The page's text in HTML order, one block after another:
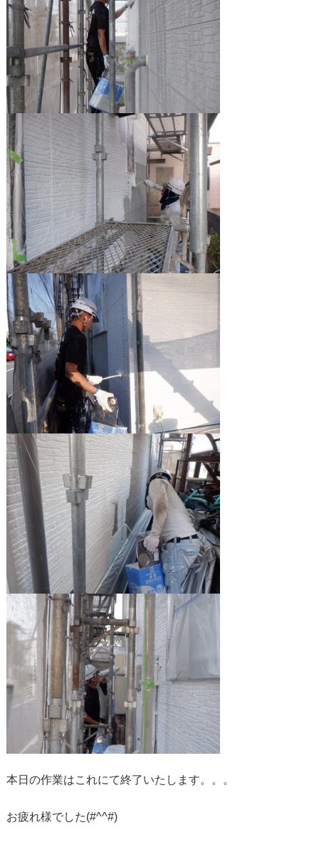
本日の作業はこれにて終了いたします。。。
お疲れ様でした(#^^#)